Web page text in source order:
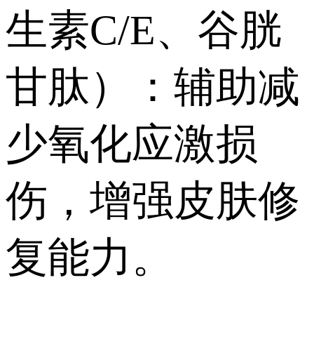
生素C/E、谷胱
甘肽）：辅助减
少氧化应激损
伤，增强皮肤修
复能力。